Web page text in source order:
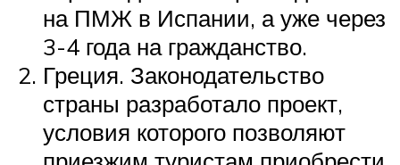
на ПМЖ в Испании, а уже через
3-4 года на гражданство.
Греция. Законодательство
страны разработало проект,
условия которого позволяют